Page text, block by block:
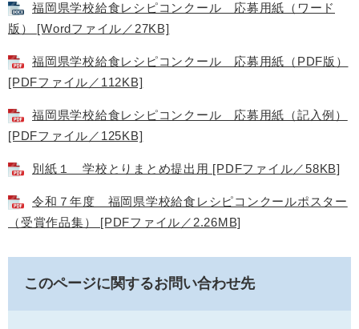
福岡県学校給食レシピコンクール 応募用紙（ワード
版） [Wordファイル／27KB]
福岡県学校給食レシピコンクール 応募用紙（PDF版）
[PDFファイル／112KB]
福岡県学校給食レシピコンクール 応募用紙（記入例）
[PDFファイル／125KB]
別紙１ 学校とりまとめ提出用 [PDFファイル／58KB]
令和７年度 福岡県学校給食レシピコンクールポスター
（受賞作品集） [PDFファイル／2.26MB]
このページに関するお問い合わせ先